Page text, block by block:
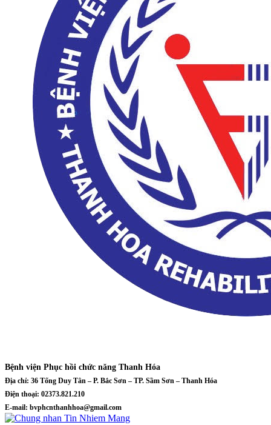
Bệnh viện Phục hồi chức năng Thanh Hóa
Địa chỉ: 36 Tống Duy Tân – P. Bắc Sơn – TP. Sầm Sơn – Thanh Hóa
Điện thoại: 02373.821.210
E-mail: bvphcnthanhhoa@gmail.com